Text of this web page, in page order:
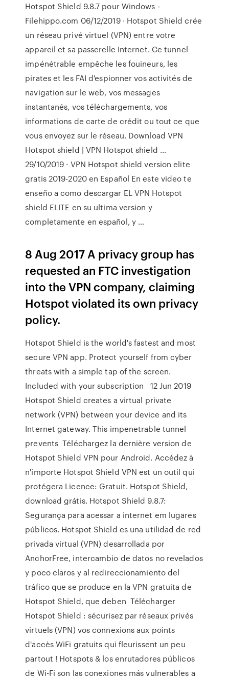
Hotspot Shield 9.8.7 pour Windows -
Filehippo.com 06/12/2019 · Hotspot Shield crée
un réseau privé virtuel (VPN) entre votre
appareil et sa passerelle Internet. Ce tunnel
impénétrable empêche les fouineurs, les
pirates et les FAI d'espionner vos activités de
navigation sur le web, vos messages
instantanés, vos téléchargements, vos
informations de carte de crédit ou tout ce que
vous envoyez sur le réseau. Download VPN
Hotspot shield | VPN Hotspot shield …
29/10/2019 · VPN Hotspot shield version elite
gratis 2019-2020 en Español En este video te
enseño a como descargar EL VPN Hotspot
shield ELITE en su ultima version y
completamente en español, y …
8 Aug 2017 A privacy group has
requested an FTC investigation
into the VPN company, claiming
Hotspot violated its own privacy
policy.
Hotspot Shield is the world's fastest and most
secure VPN app. Protect yourself from cyber
threats with a simple tap of the screen.
Included with your subscription 12 Jun 2019
Hotspot Shield creates a virtual private
network (VPN) between your device and its
Internet gateway. This impenetrable tunnel
prevents Téléchargez la dernière version de
Hotspot Shield VPN pour Android. Accédez à
n'importe Hotspot Shield VPN est un outil qui
protégera Licence: Gratuit. Hotspot Shield,
download grátis. Hotspot Shield 9.8.7:
Segurança para acessar a internet em lugares
públicos. Hotspot Shield es una utilidad de red
privada virtual (VPN) desarrollada por
AnchorFree, intercambio de datos no revelados
y poco claros y al redireccionamiento del
tráfico que se produce en la VPN gratuita de
Hotspot Shield, que deben Télécharger
Hotspot Shield : sécurisez par réseaux privés
virtuels (VPN) vos connexions aux points
d'accès WiFi gratuits qui fleurissent un peu
partout ! Hotspots & los enrutadores públicos
de Wi-Fi son las conexiones más vulnerables a